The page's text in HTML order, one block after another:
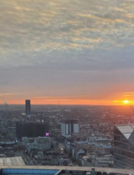
Fundacja Help Furaha